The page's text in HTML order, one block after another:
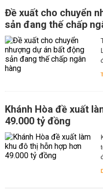
Đề xuất cho chuyển
sản đang thế chấp
Khánh Hòa đề xuất
49.000 tỷ đồng